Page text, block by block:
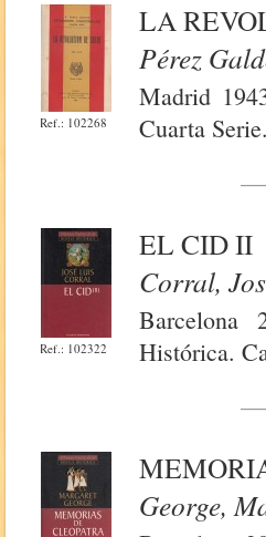
Ref.: 102268
LA
Pérez
Madrid
Cuarta
Ref.: 102322
EL CID II
Corral,
Barcelona
Histórica.
George,